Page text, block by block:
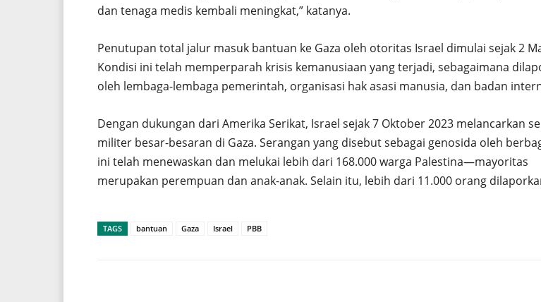
dan tenaga medis kembali meningkat,” katanya.
Penutupan total jalur masuk bantuan ke Gaza oleh otoritas Israel dimulai sejak 2
Kondisi ini telah memperparah krisis kemanusiaan yang terjadi, sebagaimana
oleh lembaga-lembaga pemerintah, organisasi hak asasi manusia, dan badan
Dengan dukungan dari Amerika Serikat, Israel sejak 7 Oktober 2023 melancarkan
militer besar-besaran di Gaza. Serangan yang disebut sebagai genosida oleh
ini telah menewaskan dan melukai lebih dari 168.000 warga Palestina—mayoritas
merupakan perempuan dan anak-anak. Selain itu, lebih dari 11.000 orang
TAGS bantuan Gaza Israel PBB